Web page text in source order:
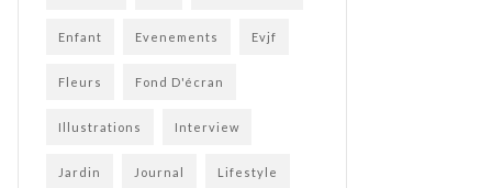
Enfant Evenements Evjf
Fleurs Fond D'écran
Illustrations Interview
Jardin Journal Lifestyle